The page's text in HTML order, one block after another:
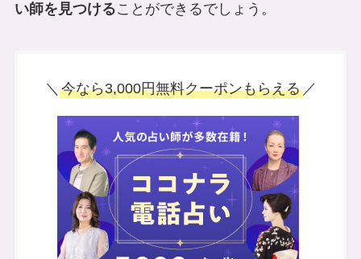
い師を見つけることができるでしょう。
＼ 今なら3,000円無料クーポンもらえる／